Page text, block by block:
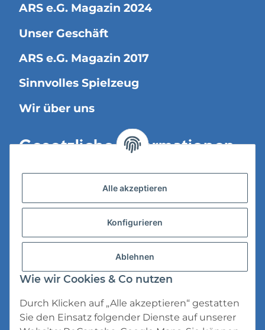
ARS e.G. Magazin 2024
Unser Geschäft
ARS e.G. Magazin 2017
Sinnvolles Spielzeug
Wir über uns
Gesetzliche Informationen
Versandinformationen
Datenschutz
Impressum
Alle akzeptieren
Konfigurieren
Ablehnen
Wie wir Cookies & Co nutzen
Durch Klicken auf „Alle akzeptieren“ gestatten
Sie den Einsatz folgender Dienste auf unserer